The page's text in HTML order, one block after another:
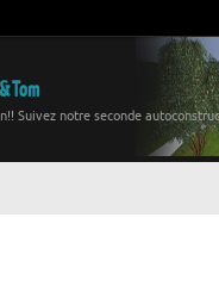
Tom
Suivez notre seconde